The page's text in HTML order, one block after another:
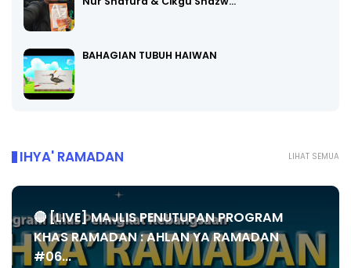
BAHAGIAN TUBUH HAIWAN
LIHAT SEMUA
IHYA' RAMADAN
🔴 [LIVE] MAJLIS PENUTUPAN PROGRAM
KHAS RAMADAN : AHLAN YA RAMADAN
#06...